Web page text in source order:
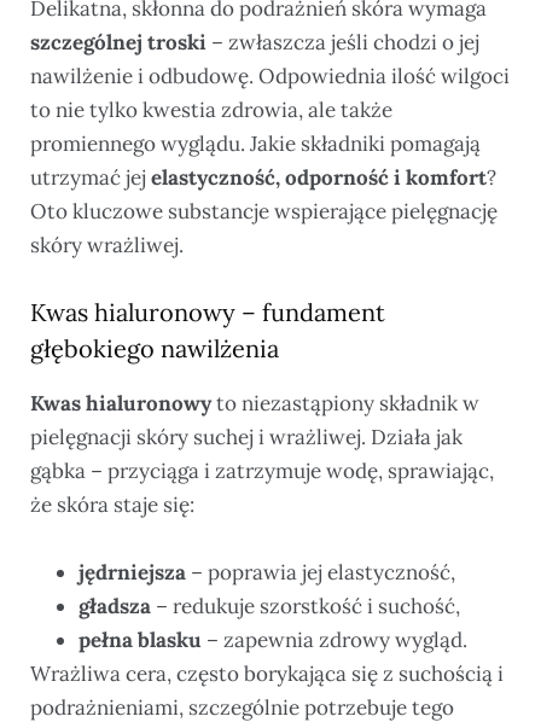
Delikatna, skłonna do podrażnień skóra wymaga
szczególnej troski – zwłaszcza jeśli chodzi o jej
nawilżenie i odbudowę. Odpowiednia ilość wilgoci
to nie tylko kwestia zdrowia, ale także
promiennego wyglądu. Jakie składniki pomagają
utrzymać jej elastyczność, odporność i komfort?
Oto kluczowe substancje wspierające pielęgnację
skóry wrażliwej.
Kwas hialuronowy – fundament
głębokiego nawilżenia
Kwas hialuronowyto niezastąpiony składnik w
pielęgnacji skóry suchej i wrażliwej. Działa jak
gąbka – przyciąga i zatrzymuje wodę, sprawiając,
że skóra staje się:
jędrniejsza – poprawia jej elastyczność,
gładsza – redukuje szorstkość i suchość,
pełna blasku – zapewnia zdrowy wygląd.
Wrażliwa cera, często borykająca się z suchością i
podrażnieniami, szczególnie potrzebuje tego